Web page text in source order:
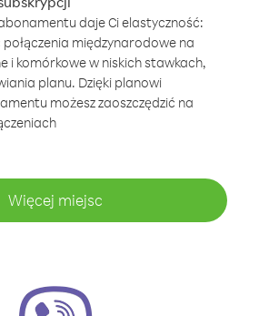
daje Ci elastyczność:
międzynarodowe na
i komórkowe w niskich stawkach,
planu. Dzięki planowi
możesz zaoszczędzić na
Więcej miejsc